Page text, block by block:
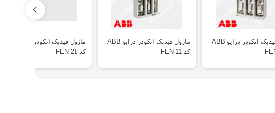
ماژول فیدبک انکودر درایو ABB
ماژول فیدبک انکودر درایو ABB
کد FEN-11
کد FEN-21